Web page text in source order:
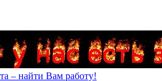
– найти Вам работу!